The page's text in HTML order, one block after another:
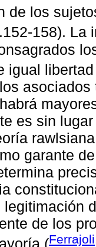
de los
158). La
igual
es sin
garante
legitimación
de los
(